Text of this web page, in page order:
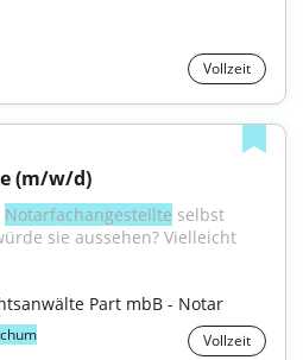
Vollzeit
(m/w/d)
Notarfachangestellte selbst
sie aussehen? Vielleicht
Part mbB - Notar
Vollzeit